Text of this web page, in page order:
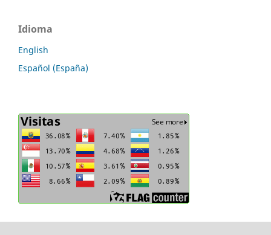
Idioma
English
Español (España)